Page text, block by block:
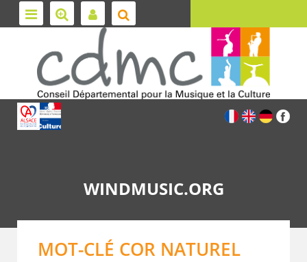
WINDMUSIC.ORG
MOT-CLÉ COR NATUREL